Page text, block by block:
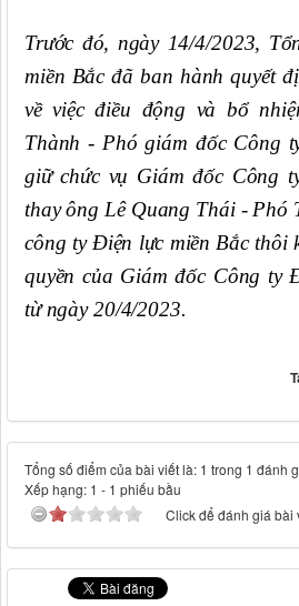
Trước đó, ngày 14/4/2023,
miền Bắc đã ban hành quyết
về việc điều động và bổ
Thành - Phó giám đốc Công
giữ chức vụ Giám đốc Công
thay ông Lê Quang Thái - Phó
công ty Điện lực miền Bắc thôi
quyền của Giám đốc Công ty
từ ngày 20/4/2023.
Tổng số điểm của bài viết là: 1 trong 1 đánh
Xếp hạng: 1 - 1 phiếu bầu
Click để đánh giá bài